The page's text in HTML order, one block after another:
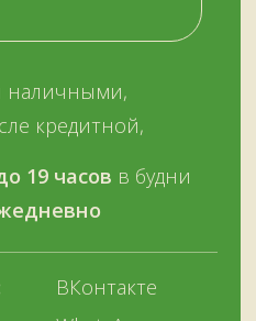
позвоним.